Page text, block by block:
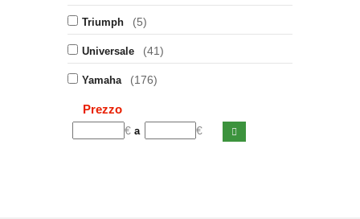
Triumph (5)
Universale (41)
Yamaha (176)
Prezzo
€ a €